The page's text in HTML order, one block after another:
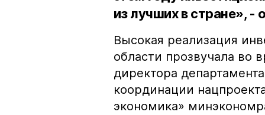
из лучших в стране», -
Высокая реализация
области прозвучала во
директора
координации
экономика»